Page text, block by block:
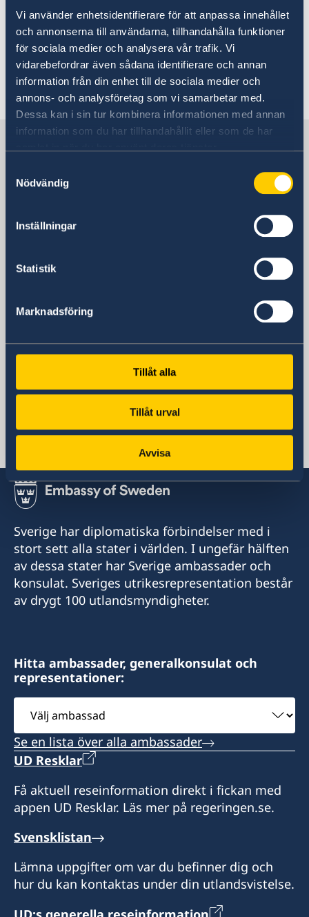
Vi använder enhetsidentifierare för att anpassa innehållet
och annonserna till användarna, tillhandahålla funktioner
för sociala medier och analysera vår trafik. Vi
vidarebefordrar även sådana identifierare och annan
information från din enhet till de sociala medier och
annons- och analysföretag som vi samarbetar med.
Dessa kan i sin tur kombinera informationen med annan
information som du har tillhandahållit eller som de har
Nödvändig
Inställningar
Statistik
Marknadsföring
Tillåt alla
Tillåt urval
Avvisa
Drottningholm. Credits: Tove
Freiij/imagebank.sweden
Klicka här!
Sverige i FN, Genève
Sveriges representation
Besöksadress
82, rue de Lausanne
Postadress
United Nations
Case Postale 190
Schweiz
+41 22 908 08 00
Sociala medier
Sverige har diplomatiska förbindelser med i
stort sett alla stater i världen. I ungefär hälften
av dessa stater har Sverige ambassader och
konsulat. Sveriges utrikesrepresentation består
av drygt 100 utlandsmyndigheter.
Hitta ambassader, generalkonsulat och
representationer:
Välj
ambassad
Se en lista över alla ambassader
UD Resklar
Få aktuell reseinformation direkt i fickan med
appen UD Resklar. Läs mer på regeringen.se.
Svensklistan
Lämna uppgifter om var du befinner dig och
hur du kan kontaktas under din utlandsvistelse.